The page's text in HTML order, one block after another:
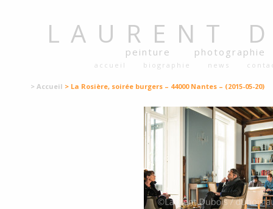
LAURENT
peinture photographie
accueil biographie news
> Accueil > La Rosière, soirée burgers – 44000 Nantes – (2015-05-20)